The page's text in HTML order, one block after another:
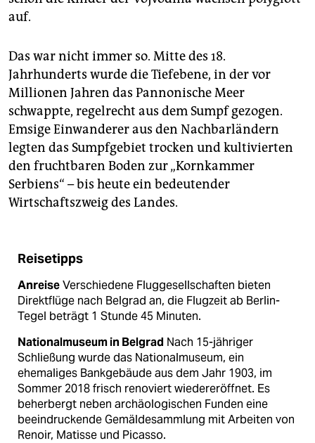
auf.
Das war nicht immer so. Mitte des 18.
Jahrhunderts wurde die Tiefebene, in der vor
Millionen Jahren das Pannonische Meer
schwappte, regelrecht aus dem Sumpf gezogen.
Emsige Einwanderer aus den Nachbarländern
legten das Sumpfgebiet trocken und kultivierten
den fruchtbaren Boden zur „Kornkammer
Serbiens“ – bis heute ein bedeutender
Wirtschaftszweig des Landes.
Reisetipps
AnreiseVerschiedene Fluggesellschaften bieten
Direktflüge nach Belgrad an, die Flugzeit ab Berlin-
Tegel beträgt 1 Stunde 45 Minuten.
Nationalmuseum in Belgrad Nach 15-jähriger
Schließung wurde das Nationalmuseum, ein
ehemaliges Bankgebäude aus dem Jahr 1903, im
Sommer 2018 frisch renoviert wiedereröffnet. Es
beherbergt neben archäologischen Funden eine
beeindruckende Gemäldesammlung mit Arbeiten von
Renoir, Matisse und Picasso.